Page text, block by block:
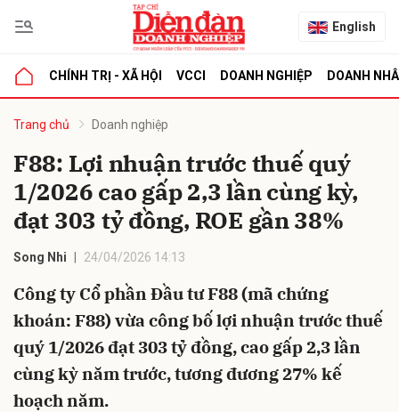
English
CHÍNH TRỊ - XÃ HỘI VCCI DOANH NGHIỆP DOANH
Trang chủ Doanh nghiệp
F88: Lợi nhuận trước thuế quý
1/2026 cao gấp 2,3 lần cùng kỳ,
đạt 303 tỷ đồng, ROE gần 38%
Song Nhi 24/04/2026 14:13
Công ty Cổ phần Đầu tư F88 (mã chứng
khoán: F88) vừa công bố lợi nhuận trước thuế
quý 1/2026 đạt 303 tỷ đồng, cao gấp 2,3 lần
cùng kỳ năm trước, tương đương 27% kế
hoạch năm.
luận
Hủy